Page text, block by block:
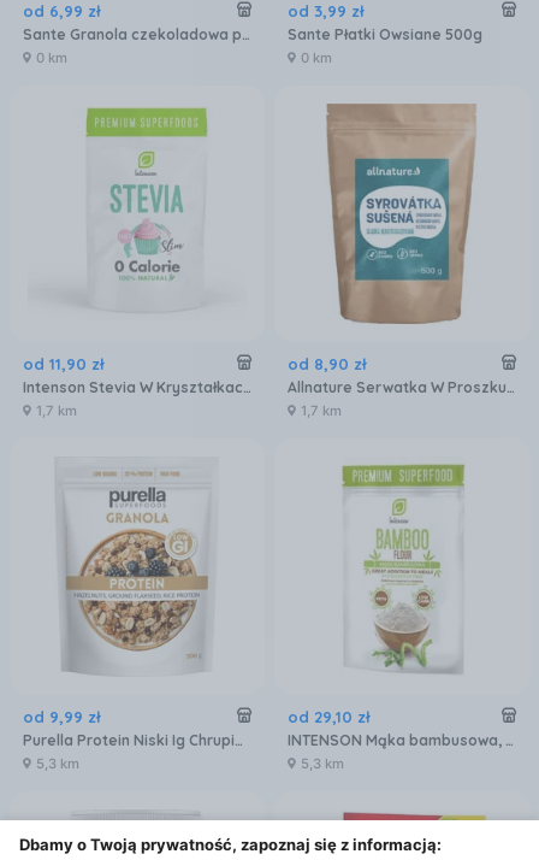
od 6,99 zł
Sante Granola czekoladowa płatki 350g.
0 km
od 3,99 zł
Sante Płatki Owsiane 500g
0 km
od 11,90 zł
Intenson Stevia W Kryształkach Słodzik 250g
1,7 km
od 8,90 zł
Allnature Serwatka W Proszku 500g
1,7 km
od 9,99 zł
Purella Protein Niski Ig Chrupiące Musli Białkowe Orzechy Czekolada 300g
5,3 km
od 29,10 zł
INTENSON Mąka bambusowa, 500g
5,3 km
Dbamy o Twoją prywatność, zapoznaj się z informacją: